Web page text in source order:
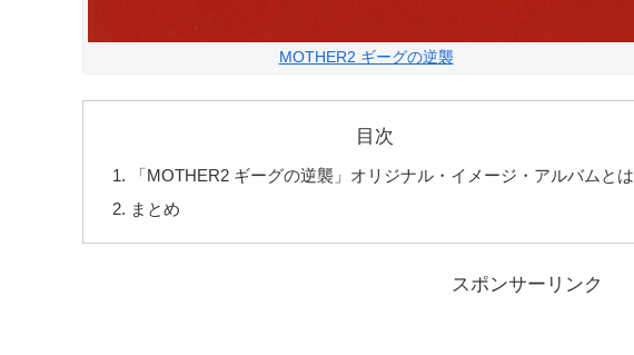
MOTHER2 ギーグの逆襲
目次
「MOTHER2 ギーグの逆襲」オリジナル・イメージ・アルバムとは
まとめ
スポンサーリンク